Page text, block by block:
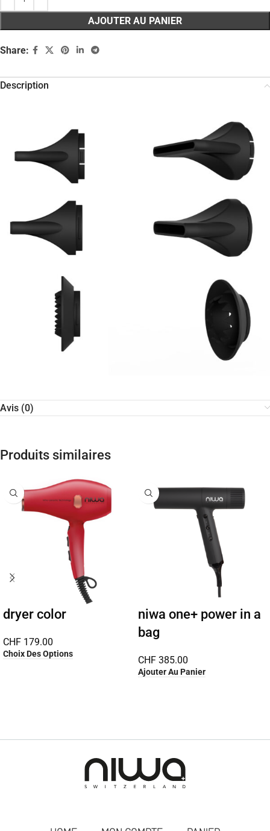
AJOUTER AU PANIER
Share:
Description
Avis (0)
Produits similaires
dryer color
CHF 179.00
Choix Des Options
niwa one+ power in a
bag
CHF 385.00
Ajouter Au Panier